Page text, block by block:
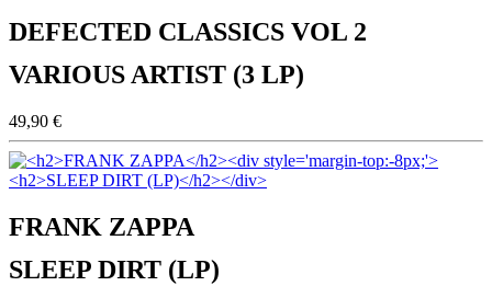
DEFECTED CLASSICS VOL 2
VARIOUS ARTIST (3 LP)
49,90 €
FRANK ZAPPA
SLEEP DIRT (LP)